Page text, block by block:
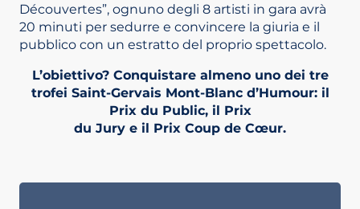
Découvertes”, ognuno degli 8 artisti in gara avrà
20 minuti per sedurre e convincere la giuria e il
pubblico con un estratto del proprio spettacolo.
L’obiettivo? Conquistare almeno uno dei tre
trofei Saint-Gervais Mont-Blanc d’Humour: il
Prix du Public, il Prix
du Jury e il Prix Coup de Cœur.